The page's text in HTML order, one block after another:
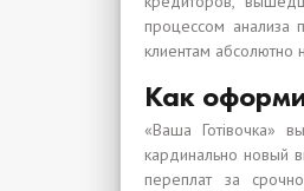
процессом анализа
клиентам абсолютно
Как
«Ваша Готівочка»
кардинально новый
переплат за